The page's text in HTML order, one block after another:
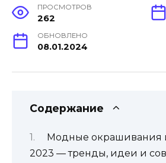
ПРОСМОТРОВ
262
ОБНОВЛЕНО
08.01.2024
Содержание
Модные окрашивания
2023 — тренды, идеи и